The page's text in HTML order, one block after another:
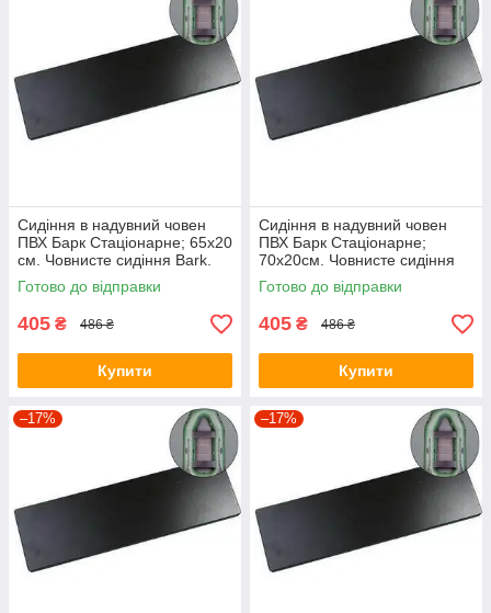
Сидіння в надувний човен
ПВХ Барк Стаціонарне; 65х20
см. Човнисте сидіння Bark.
Готово до відправки
405 ₴ 486 ₴
Купити
Сидіння в надувний човен
ПВХ Барк Стаціонарне;
70х20см. Човнисте сидіння
Bark.
Готово до відправки
405 ₴ 486 ₴
Купити
–17% –17%